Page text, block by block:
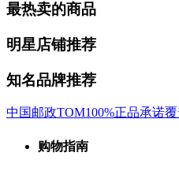
最热卖的商品
明星店铺推荐
知名品牌推荐
中国邮政TOM100%正品承诺
购物指南